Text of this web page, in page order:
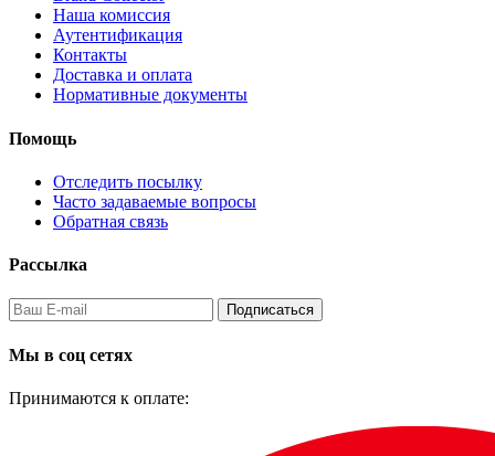
Наша комиссия
Аутентификация
Контакты
Доставка и оплата
Нормативные документы
Помощь
Отследить посылку
Часто задаваемые вопросы
Обратная связь
Рассылка
Подписаться
Мы в соц сетях
Принимаются к оплате: